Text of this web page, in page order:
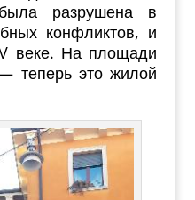
разрушена в
конфликтов, и
веке. На площади
теперь это жилой